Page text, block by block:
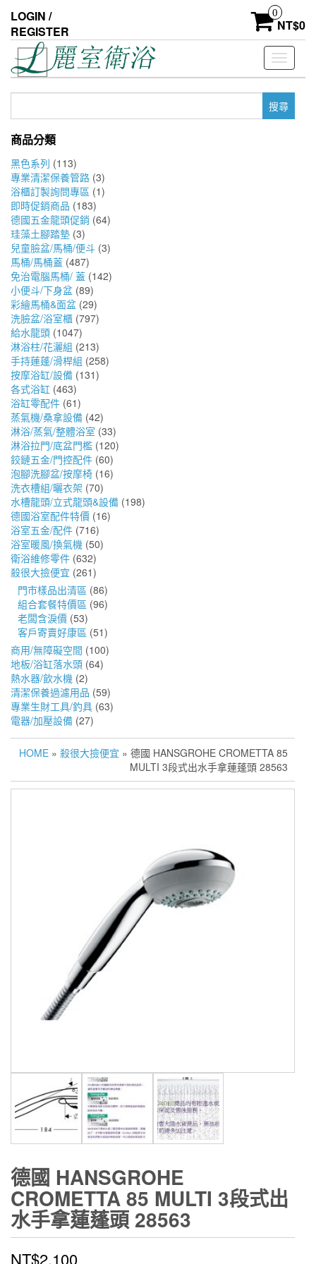
the
content
LOGIN /
REGISTER
0
NT$0
Toggle
鍵
商品分類
黑色系列 (113)
專業清潔保養管路 (3)
浴櫃訂製詢問專區 (1)
即時促銷商品 (183)
德國五金龍頭促銷 (64)
珪藻土腳踏墊 (3)
兒童臉盆/馬桶/便斗 (3)
馬桶/馬桶蓋 (487)
免治電腦馬桶/ 蓋 (142)
小便斗/下身盆 (89)
彩繪馬桶&面盆 (29)
洗臉盆/浴室櫃 (797)
給水龍頭 (1047)
淋浴柱/花灑組 (213)
手持蓮蓬/滑桿組 (258)
按摩浴缸/設備 (131)
各式浴缸 (463)
浴缸零配件 (61)
蒸氣機/桑拿設備 (42)
淋浴/蒸氣/整體浴室 (33)
淋浴拉門/底盆門檻 (120)
鉸鏈五金/門控配件 (60)
泡腳洗腳盆/按摩椅 (16)
洗衣槽組/曬衣架 (70)
水槽龍頭/立式龍頭&設備 (198)
德國浴室配件特價 (16)
浴室五金/配件 (716)
浴室暖風/換氣機 (50)
衛浴維修零件 (632)
殺很大撿便宜 (261)
門市樣品出清區 (86)
組合套餐特價區 (96)
老闆含淚價 (53)
客戶寄賣好康區 (51)
商用/無障礙空間 (100)
地板/浴缸落水頭 (64)
熱水器/飲水機 (2)
清潔保養過濾用品 (59)
專業生財工具/釣具 (63)
電器/加壓設備 (27)
HOME » 殺很大撿便宜 » 德國 HANSGROHE CROMETTA 85
MULTI 3段式出水手拿蓮蓬頭 28563
德國 HANSGROHE
CROMETTA 85 MULTI 3段式出
水手拿蓮蓬頭 28563
NT$2,100